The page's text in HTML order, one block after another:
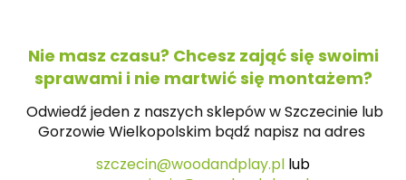
Nie masz czasu? Chcesz zająć się swoimi
sprawami i nie martwić się montażem?
Odwiedź jeden z naszych sklepów w Szczecinie lub
Gorzowie Wielkopolskim bądź napisz naadres
szczecin@woodandplay.pl lub